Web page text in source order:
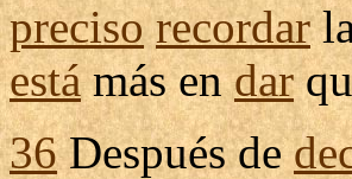
preciso recordar
estámás endar
36Después de